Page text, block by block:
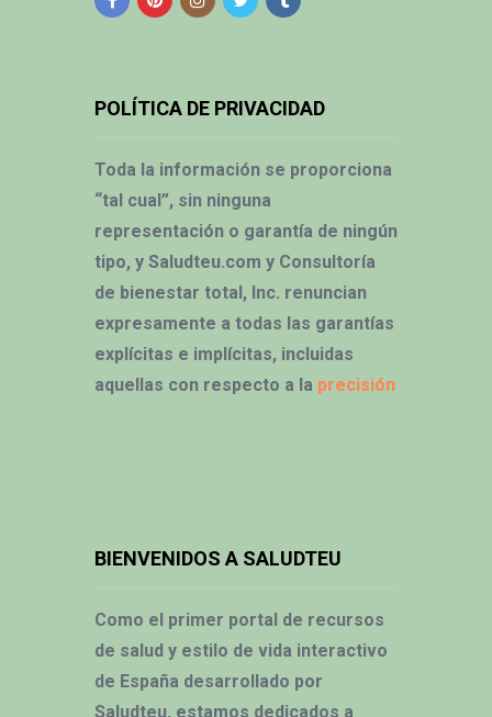
POLÍTICA DE PRIVACIDAD
Toda la información se proporciona
“tal cual”, sin ninguna
representación o garantía de ningún
tipo, y Saludteu.com y Consultoría
de bienestar total, Inc. renuncian
expresamente a todas las garantías
explícitas e implícitas, incluidas
aquellas con respecto a la precisión
BIENVENIDOS A SALUDTEU
Como el primer portal de recursos
de salud y estilo de vida interactivo
de España desarrollado por
Saludteu, estamos dedicados a